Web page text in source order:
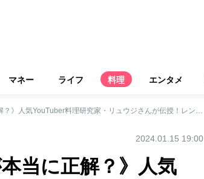
マネー ライフ 料理 エンタメ
《手間ひまかけるのが本当に正解？》人気YouTuber料理研究家・リュウジさんが伝授！レンチンであっという間にできる「巻かない卵焼き」
2024.01.15 19:00
当に正解？》人気